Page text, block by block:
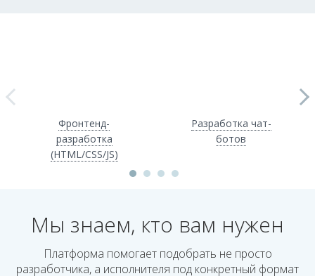
Фронтенд-
разработка
(HTML/CSS/JS)
Разработка чат-
ботов
Мы знаем, кто вам нужен
Платформа помогает подобрать не просто
разработчика, а исполнителя под конкретный формат